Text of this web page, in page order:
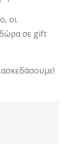
οι
δώρα σε gift